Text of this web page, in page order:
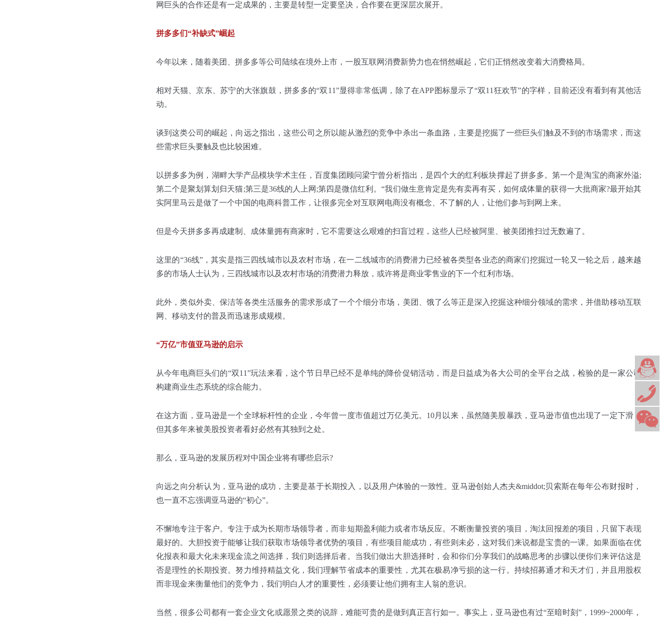
网巨头的合作还是有一定成果的，主要是转型一定要坚决，合作要在更深层次展开。
拼多多们“补缺式”崛起
今年以来，随着美团、拼多多等公司陆续在境外上市，一股互联网消费新势力也在悄然崛起，它们正悄然改变着大消费格局。
相对天猫、京东、苏宁的大张旗鼓，拼多多的“双11”显得非常低调，除了在APP图标显示了“双11狂欢节”的字样，目前还没有看到有其他活
动。
谈到这类公司的崛起，向远之指出，这些公司之所以能从激烈的竞争中杀出一条血路，主要是挖掘了一些巨头们触及不到的市场需求，而这
些需求巨头要触及也比较困难。
以拼多多为例，湖畔大学产品模块学术主任，百度集团顾问梁宁曾分析指出，是四个大的红利板块撑起了拼多多。第一个是淘宝的商家外溢;
第二个是聚划算划归天猫;第三是36线的人上网;第四是微信红利。“我们做生意肯定是先有卖再有买，如何成体量的获得一大批商家?最开始其
实阿里马云是做了一个中国的电商科普工作，让很多完全对互联网电商没有概念、不了解的人，让他们参与到网上来。
但是今天拼多多再成建制、成体量拥有商家时，它不需要这么艰难的扫盲过程，这些人已经被阿里、被美团推扫过无数遍了。
这里的“36线”，其实是指三四线城市以及农村市场，在一二线城市的消费潜力已经被各类型各业态的商家们挖掘过一轮又一轮之后，越来越
多的市场人士认为，三四线城市以及农村市场的消费潜力释放，或许将是商业零售业的下一个红利市场。
此外，类似外卖、保洁等各类生活服务的需求形成了一个个细分市场，美团、饿了么等正是深入挖掘这种细分领域的需求，并借助移动互联
网、移动支付的普及而迅速形成规模。
“万亿”市值亚马逊的启示
从今年电商巨头们的“双11”玩法来看，这个节日早已经不是单纯的降价促销活动，而是日益成为各大公司的全平台之战，检验的是一家公司
构建商业生态系统的综合能力。
在这方面，亚马逊是一个全球标杆性的企业，今年曾一度市值超过万亿美元。10月以来，虽然随美股暴跌，亚马逊市值也出现了一定下滑，
但其多年来被美股投资者看好必然有其独到之处。
那么，亚马逊的发展历程对中国企业将有哪些启示?
向远之向分析认为，亚马逊的成功，主要是基于长期投入，以及用户体验的一致性。亚马逊创始人杰夫&middot;贝索斯在每年公布财报时，
也一直不忘强调亚马逊的“初心”。
不懈地专注于客户。专注于成为长期市场领导者，而非短期盈利能力或者市场反应。不断衡量投资的项目，淘汰回报差的项目，只留下表现
最好的。大胆投资于能够让我们获取市场领导者优势的项目，有些项目能成功，有些则未必，这对我们来说都是宝贵的一课。如果面临在优
化报表和最大化未来现金流之间选择，我们则选择后者。当我们做出大胆选择时，会和你们分享我们的战略思考的步骤以便你们来评估这是
否是理性的长期投资。努力维持精益文化，我们理解节省成本的重要性，尤其在极易净亏损的这一行。持续招募通才和天才们，并且用股权
而非现金来衡量他们的竞争力，我们明白人才的重要性，必须要让他们拥有主人翁的意识。
当然，很多公司都有一套企业文化或愿景之类的说辞，难能可贵的是做到真正言行如一。事实上，亚马逊也有过“至暗时刻”，1999~2000年，